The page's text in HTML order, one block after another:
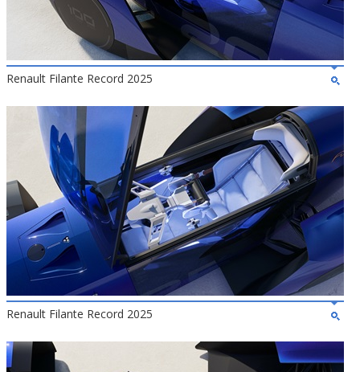
Renault Filante Record 2025
Renault Filante Record 2025